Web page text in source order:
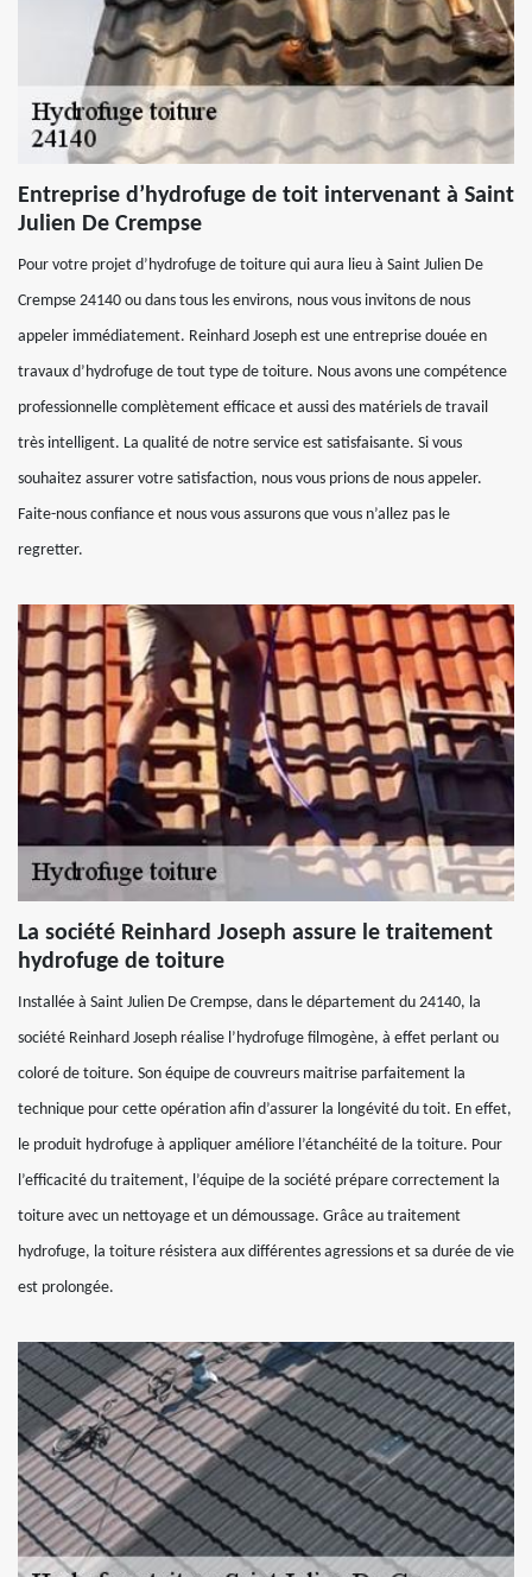
Entreprise d’hydrofuge de toit intervenant à Saint
Julien De Crempse
Pour votre projet d’hydrofuge de toiture qui aura lieu à Saint Julien De
Crempse 24140 ou dans tous les environs, nous vous invitons de nous
appeler immédiatement. Reinhard Joseph est une entreprise douée en
travaux d’hydrofuge de tout type de toiture. Nous avons une compétence
professionnelle complètement efficace et aussi des matériels de travail
très intelligent. La qualité de notre service est satisfaisante. Si vous
souhaitez assurer votre satisfaction, nous vous prions de nous appeler.
Faite-nous confiance et nous vous assurons que vous n’allez pas le
regretter.
La société Reinhard Joseph assure le traitement
hydrofuge de toiture
Installée à Saint Julien De Crempse, dans le département du 24140, la
société Reinhard Joseph réalise l’hydrofuge filmogène, à effet perlant ou
coloré de toiture. Son équipe de couvreurs maitrise parfaitement la
technique pour cette opération afin d’assurer la longévité du toit. En effet,
le produit hydrofuge à appliquer améliore l’étanchéité de la toiture. Pour
l’efficacité du traitement, l’équipe de la société prépare correctement la
toiture avec un nettoyage et un démoussage. Grâce au traitement
hydrofuge, la toiture résistera aux différentes agressions et sa durée de vie
est prolongée.